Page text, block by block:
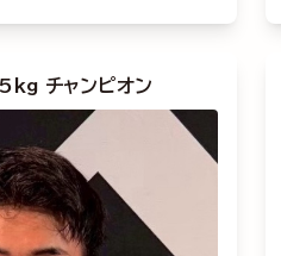
チャンピオン